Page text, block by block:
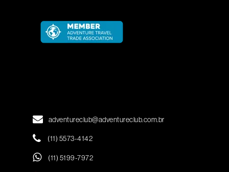
adventureclub@adventureclub.com.br
(11) 5573-4142
(11) 5199-7972